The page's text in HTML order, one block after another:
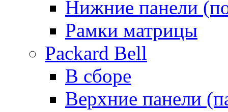
Нижние панели
Рамки матрицы
Packard Bell
В сборе
Верхние панели